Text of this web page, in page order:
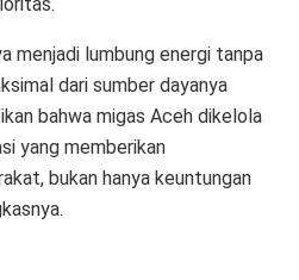
menjadi lumbung energi tanpa
dari sumber dayanya
bahwa migas Aceh dikelola
yang memberikan
bukan hanya keuntungan